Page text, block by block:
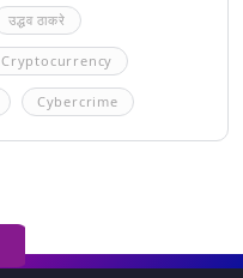
उद्धव ठाकरे
Cryptocurrency
Cybercrime